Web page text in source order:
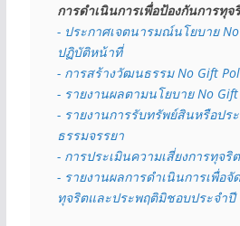
การดำเนินการเพื่อป้องกันการทุจ
- ประกาศเจตนารมณ์นโยบาย
ปฏิบัติหน้าที่
- การสร้างวัฒนธรรม No Gift
- รายงานผลตามนโยบาย No Gift
- รายงานการรับทรัพย์สินหรือปร
ธรรมจรรยา
- การประเมินความเสี่ยงการทุจริต
- รายงานผลการดำเนินการเพื่อจั
ทุจริตและประพฤติมิชอบประจำปี